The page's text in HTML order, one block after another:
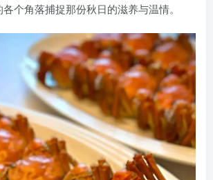
个角落捕捉那份秋日的滋养与温情。